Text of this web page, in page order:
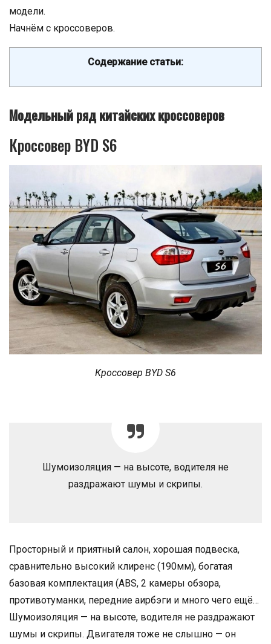
модели.
Начнём с кроссоверов.
Содержание статьи:
Модельный ряд китайских кроссоверов
Кроссовер BYD S6
Кроссовер BYD S6
Шумоизоляция — на высоте, водителя не
раздражают шумы и скрипы.
Просторный и приятный салон, хорошая подвеска,
сравнительно высокий клиренс (190мм), богатая
базовая комплектация (ABS, 2 камеры обзора,
противотуманки, передние аирбэги и много чего ещё…
Шумоизоляция — на высоте, водителя не раздражают
шумы и скрипы. Двигателя тоже не слышно — он